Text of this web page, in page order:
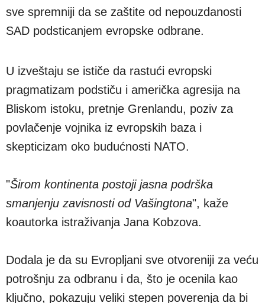
sve spremniji da se zaštite od nepouzdanosti
SAD podsticanjem evropske odbrane.
U izveštaju se ističe da rastući evropski
pragmatizam podstiču i američka agresija na
Bliskom istoku, pretnje Grenlandu, poziv za
povlačenje vojnika iz evropskih baza i
skepticizam oko budućnosti NATO.
"Širom kontinenta postoji jasna podrška
smanjenju zavisnosti od Vašingtona", kaže
koautorka istraživanja Jana Kobzova.
Dodala je da su Evropljani sve otvoreniji za veću
potrošnju za odbranu i da, što je ocenila kao
ključno, pokazuju veliki stepen poverenja da bi